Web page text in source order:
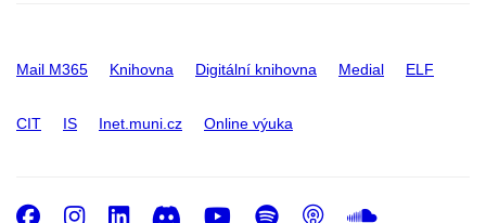
Mail M365 Knihovna Digitální knihovna Medial ELF
CIT IS Inet.muni.cz Online výuka
Facebook
Instagram
LinkedIn
DiscordYoutube
Spotify
Podcast